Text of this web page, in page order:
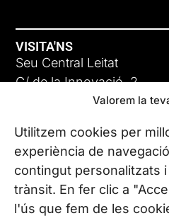
Valorem la
Utilitzem cookies per
experiència de
contingut personalitzats
trànsit. En fer clic a
l'ús que fem de les
VISITA'NS
Seu Central Leitat
C/ de la Innovació, 2
08225 Terrassa,
Coneix les nostres seus
CONTACTA’NS
Tel. (+34) 937 882 300